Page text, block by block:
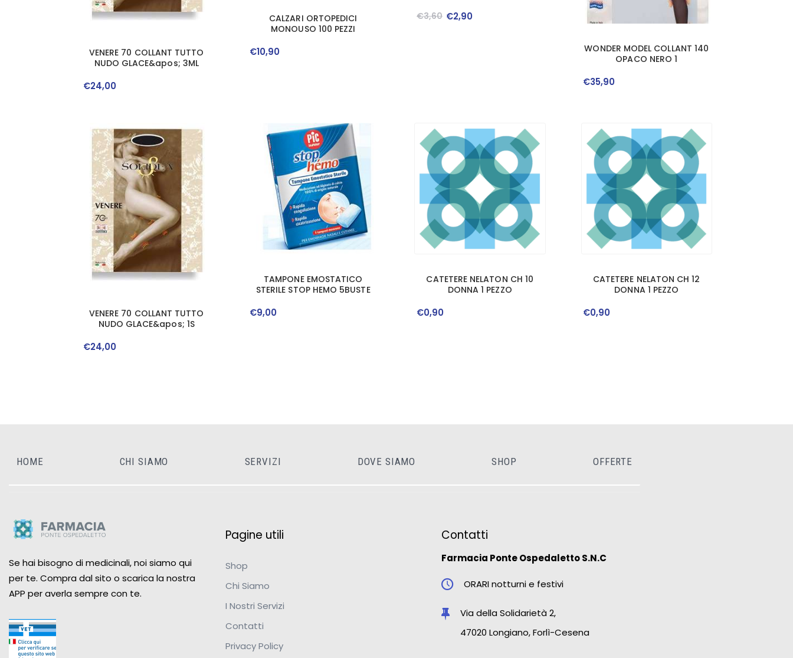
VENERE 70 COLLANT TUTTO
NUDO GLACE&apos; 3ML
€24,00
CALZARI ORTOPEDICI
MONOUSO 100 PEZZI
€10,90
€3,60 €2,90
WONDER MODEL COLLANT 140
OPACO NERO 1
€35,90
VENERE 70 COLLANT TUTTO
NUDO GLACE&apos; 1S
€24,00
TAMPONE EMOSTATICO
STERILE STOP HEMO 5BUSTE
€9,00
CATETERE NELATON CH 10
DONNA 1 PEZZO
€0,90
CATETERE NELATON CH 12
DONNA 1 PEZZO
€0,90
HOME CHI SIAMO SERVIZI DOVE SIAMO SHOP OFFERTE
Se hai bisogno di medicinali, noi siamo qui
per te. Compra dal sito o scarica la nostra
APP per averla sempre con te.
Pagine utili
Shop
Chi Siamo
I Nostri Servizi
Contatti
Privacy Policy
Contatti
Farmacia Ponte Ospedaletto S.N.C
ORARI notturni e festivi
Via della Solidarietà 2,
47020 Longiano, Forlì-Cesena